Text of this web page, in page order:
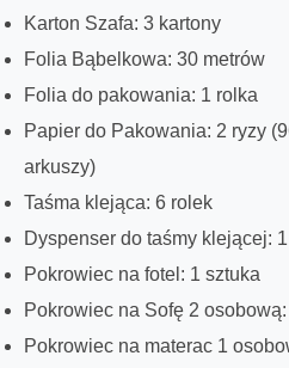
Karton Szafa: 3 kartony
Folia Bąbelkowa: 30 metrów
Folia do pakowania: 1 rolka
Papier do Pakowania: 2 ryzy
arkuszy)
Taśma klejąca: 6 rolek
Dyspenser do taśmy klejącej:
Pokrowiec na fotel: 1 sztuka
Pokrowiec na Sofę 2
Pokrowiec na materac 1